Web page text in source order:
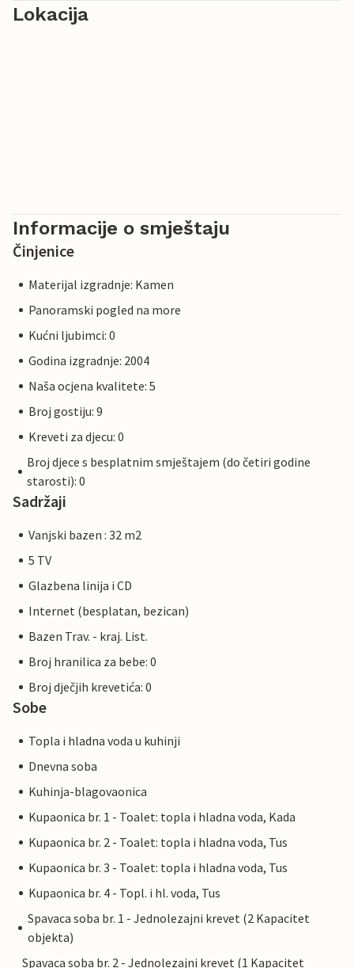
Lokacija
Informacije o smještaju
Činjenice
Materijal izgradnje: Kamen
Panoramski pogled na more
Kućni ljubimci: 0
Godina izgradnje: 2004
Naša ocjena kvalitete: 5
Broj gostiju: 9
Kreveti za djecu: 0
Broj djece s besplatnim smještajem (do četiri godine
starosti): 0
Sadržaji
Vanjski bazen : 32 m2
5 TV
Glazbena linija i CD
Internet (besplatan, bezican)
Bazen Trav. - kraj. List.
Broj hranilica za bebe: 0
Broj dječjih krevetića: 0
Sobe
Topla i hladna voda u kuhinji
Dnevna soba
Kuhinja-blagovaonica
Kupaonica br. 1 - Toalet: topla i hladna voda, Kada
Kupaonica br. 2 - Toalet: topla i hladna voda, Tus
Kupaonica br. 3 - Toalet: topla i hladna voda, Tus
Kupaonica br. 4 - Topl. i hl. voda, Tus
Spavaca soba br. 1 - Jednolezajni krevet (2 Kapacitet
objekta)
Spavaca soba br. 2 - Jednolezajni krevet (1 Kapacitet